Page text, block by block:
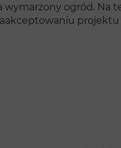
wymarzony ogród. Na